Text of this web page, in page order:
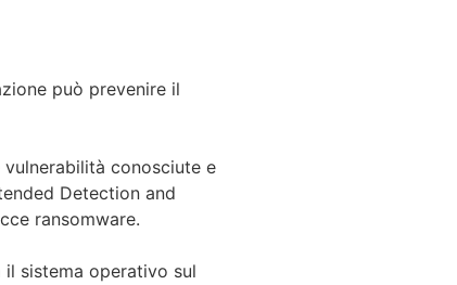
può prevenire il
conosciute e
Detection and
ransomware.
il sistema operativo sul